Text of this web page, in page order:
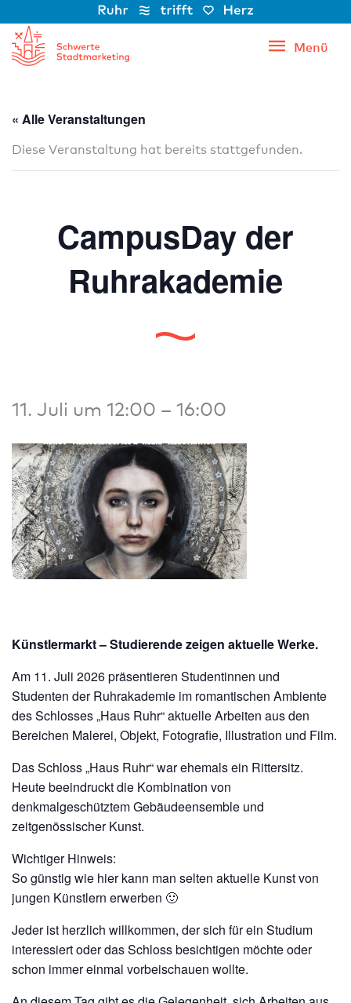
Inhalt
springen
Menü
Menü
« Alle Veranstaltungen
Diese Veranstaltung hat bereits stattgefunden.
CampusDay der
Ruhrakademie
11. Juli um 12:00 – 16:00
Künstlermarkt – Studierende zeigen aktuelle Werke.
Am 11. Juli 2026 präsentieren Studentinnen und
Studenten der Ruhrakademie im romantischen Ambiente
des Schlosses „Haus Ruhr“ aktuelle Arbeiten aus den
Bereichen Malerei, Objekt, Fotografie, Illustration und Film.
Das Schloss „Haus Ruhr“ war ehemals ein Rittersitz.
Heute beeindruckt die Kombination von
denkmalgeschütztem Gebäudeensemble und
zeitgenössischer Kunst.
Wichtiger Hinweis:
So günstig wie hier kann man selten aktuelle Kunst von
jungen Künstlern erwerben 🙂
Jeder ist herzlich willkommen, der sich für ein Studium
interessiert oder das Schloss besichtigen möchte oder
schon immer einmal vorbeischauen wollte.